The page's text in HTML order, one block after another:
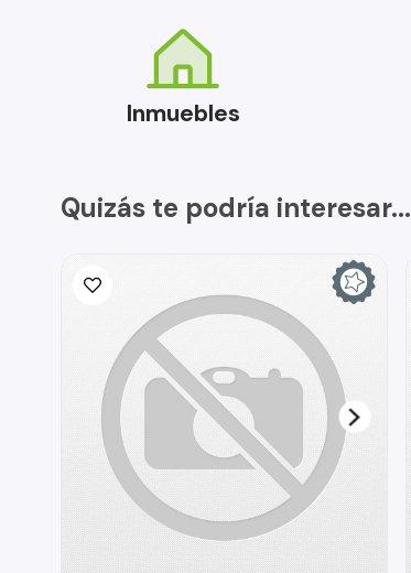
Inmuebles
Quizás te podría interesar...